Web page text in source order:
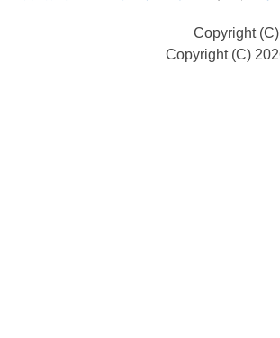
Copyright
Copyright (C)